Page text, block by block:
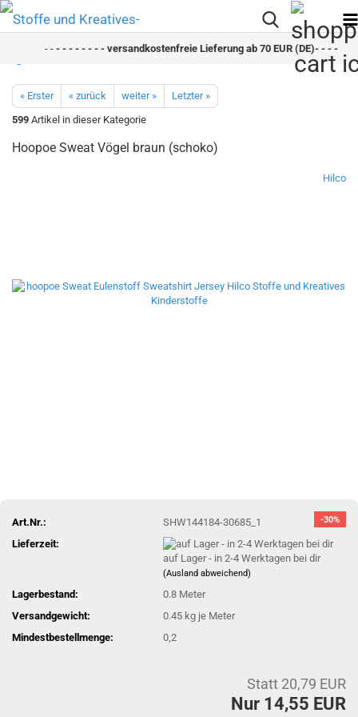
- -- - - - - - - - versandkostenfreie Lieferung ab 70 EUR (DE)- - - - - -
« Erster « zurück weiter »
Letzter »
599 Artikel in dieser Kategorie
Hoopoe Sweat Vögel braun (schoko)
Hilco
-30%
Art.Nr.:
SHW144184-30685_1
Lieferzeit:
auf Lager - in 2-4 Werktagen bei dir
(Ausland abweichend)
Lagerbestand: 0.8 Meter
Versandgewicht:
0.45 kg je Meter
Mindestbestellmenge:
0,2
Statt 20,79 EUR
Nur 14,55 EUR